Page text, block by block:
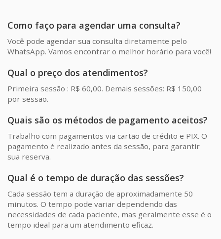
Como faço para agendar uma consulta?
Você pode agendar sua consulta diretamente pelo
WhatsApp. Vamos encontrar o melhor horário para você!
Qual o preço dos atendimentos?
Primeira sessão : R$ 60,00. Demais sessões: R$ 150,00
por sessão.
Quais são os métodos de pagamento aceitos?
Trabalho com pagamentos via cartão de crédito e PIX. O
pagamento é realizado antes da sessão, para garantir
sua reserva.
Qual é o tempo de duração das sessões?
Cada sessão tem a duração de aproximadamente 50
minutos. O tempo pode variar dependendo das
necessidades de cada paciente, mas geralmente esse é o
tempo ideal para um atendimento eficaz.